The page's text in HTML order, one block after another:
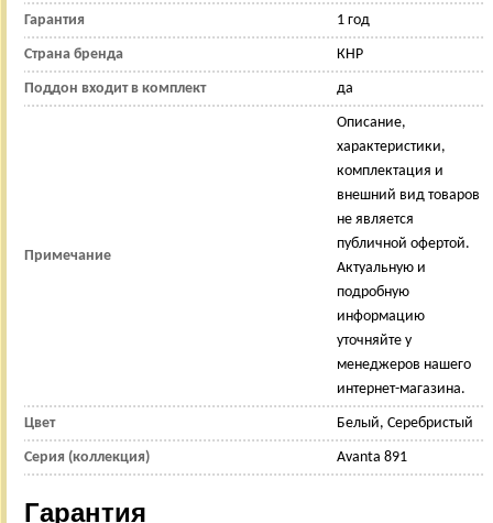
Гарантия 1 год
Страна бренда КНР
Поддон входит в комплект да
Примечание
Описание,
характеристики,
комплектация и
внешний вид товаров
не является
публичной офертой.
Актуальную и
подробную
информацию
уточняйте у
менеджеров нашего
интернет-магазина.
Цвет Белый, Серебристый
Серия (коллекция) Avanta 891
Гарантия